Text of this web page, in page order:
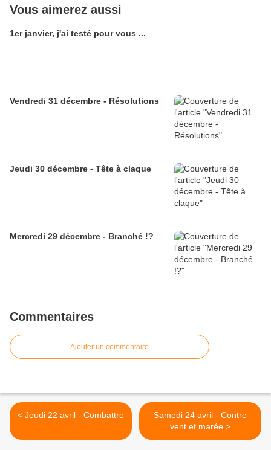
Vous aimerez aussi
1er janvier, j'ai testé pour vous ...
Vendredi 31 décembre - Résolutions
Jeudi 30 décembre - Tête à claque
Mercredi 29 décembre - Branché !?
Commentaires
Ajouter un commentaire
< Jeudi 22 avril - Combattre
Samedi 24 avril - Contre
vent et marée >